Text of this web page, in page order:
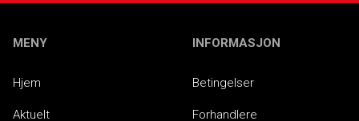
MENY
Hjem
Aktuelt
INFORMASJON
Betingelser
Forhandlere